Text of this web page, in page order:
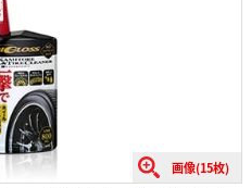
画像(15枚)